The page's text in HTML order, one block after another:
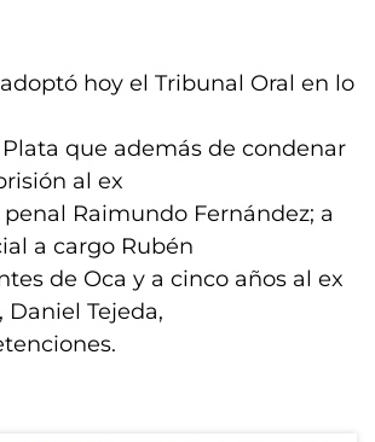
hoy el Tribunal Oral en lo
Plata que además de condenar
al ex
Raimundo Fernández; a
a cargo Rubén
de Oca y a cinco años al ex
Tejeda,